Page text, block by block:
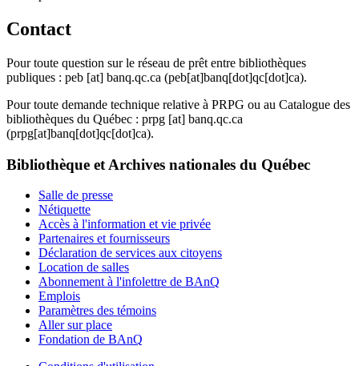
Contact
Pour toute question sur le réseau de prêt entre bibliothèques
publiques : peb [at] banq.qc.ca (peb[at]banq[dot]qc[dot]ca).
Pour toute demande technique relative à PRPG ou au Catalogue des
bibliothèques du Québec : prpg [at] banq.qc.ca
(prpg[at]banq[dot]qc[dot]ca).
Bibliothèque et Archives nationales du Québec
Salle de presse
Nétiquette
Accès à l'information et vie privée
Partenaires et fournisseurs
Déclaration de services aux citoyens
Location de salles
Abonnement à l'infolettre de BAnQ
Emplois
Paramètres des témoins
Aller sur place
Fondation de BAnQ